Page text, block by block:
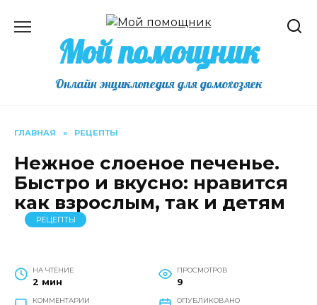
содержаниюМой помощник
Онлайн энциклопедия для домохозяек
ГЛАВНАЯ » РЕЦЕПТЫ
Нежное слоеное печенье.
Быстро и вкусно: нравится
как взрослым, так и детям
РЕЦЕПТЫ
НА ЧТЕНИЕ
2 мин
ПРОСМОТРОВ
9
КОММЕНТАРИИ ОПУБЛИКОВАНО